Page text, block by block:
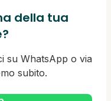
della tua
su WhatsApp o via
subito.